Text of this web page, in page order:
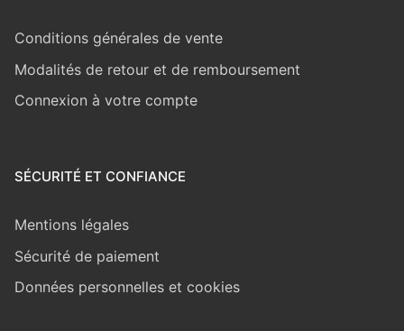
Conditions générales de vente
Modalités de retour et de remboursement
Connexion à votre compte
SÉCURITÉ ET CONFIANCE
Mentions légales
Sécurité de paiement
Données personnelles et cookies